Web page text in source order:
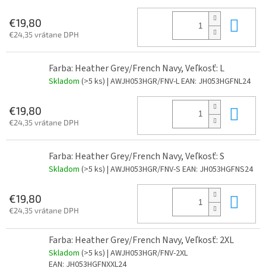
€19,80
€24,35 vrátane DPH
Farba: Heather Grey/French Navy, Veľkosť: L
Skladom (>5 ks) | AWJH053HGR/FNV-LEAN: JH053HGFNL24
€19,80
€24,35 vrátane DPH
Farba: Heather Grey/French Navy, Veľkosť: S
Skladom (>5 ks) | AWJH053HGR/FNV-S EAN: JH053HGFNS24
€19,80
€24,35 vrátane DPH
Farba: Heather Grey/French Navy, Veľkosť: 2XL
Skladom (>5 ks) | AWJH053HGR/FNV-2XL
EAN: JH053HGFNXXL24